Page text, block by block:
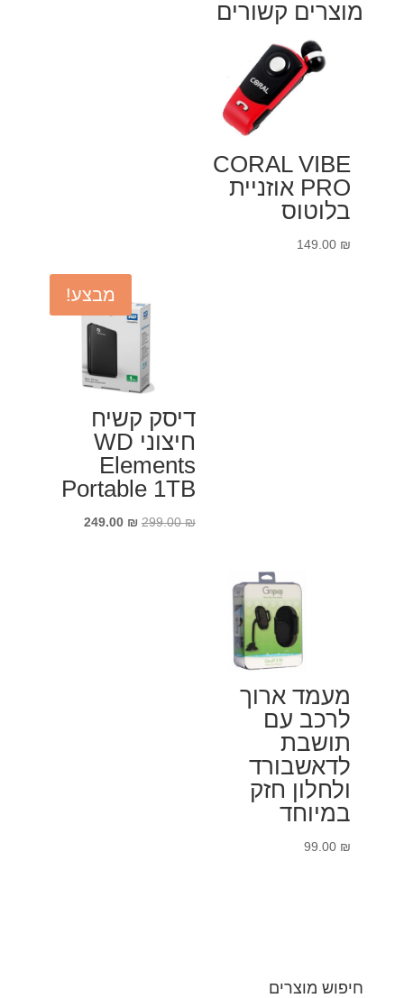
מוצרים קשורים
CORAL VIBE
PRO אוזניית
בלוטוס
149.00 ₪
מבצע!
דיסק קשיח
חיצוני WD
Elements
Portable 1TB
299.00₪
המחיר
249.00 ₪
המחיר
מעמד ארוך
לרכב עם
תושבת
לדאשבורד
ולחלון חזק
במיוחד
99.00 ₪
חיפוש מוצרים